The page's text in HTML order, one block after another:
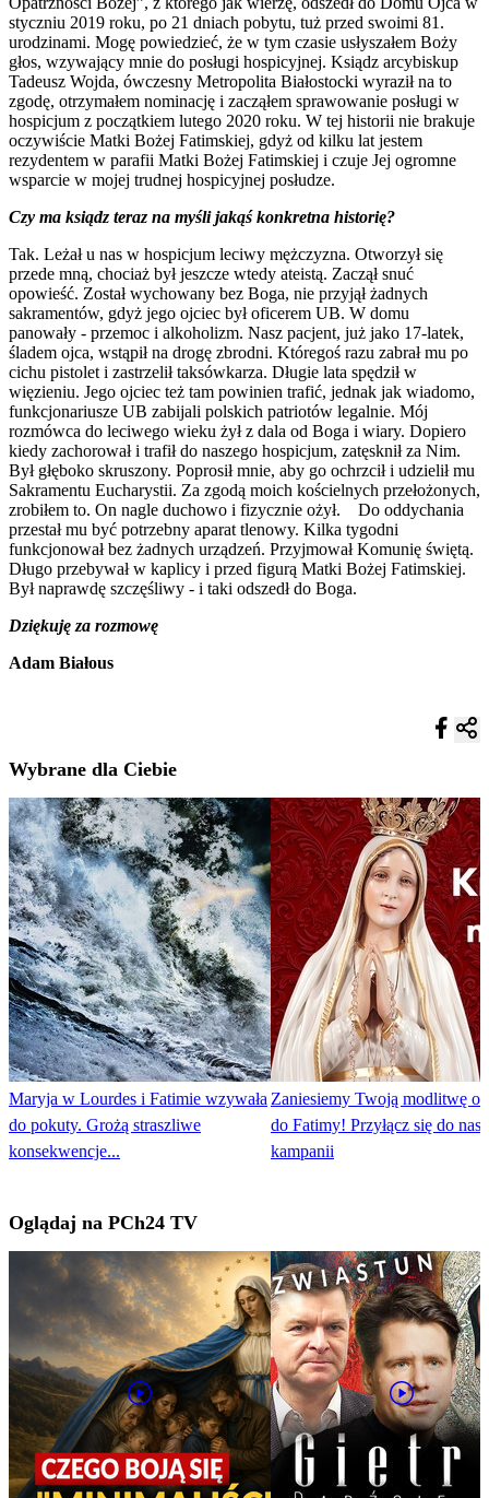
styczniu 2019 roku, po 21 dniach pobytu, tuż przed swoimi 81.
urodzinami. Mogę powiedzieć, że w tym czasie usłyszałem Boży
głos, wzywający mnie do posługi hospicyjnej. Ksiądz arcybiskup
Tadeusz Wojda, ówczesny Metropolita Białostocki wyraził na to
zgodę, otrzymałem nominację i zacząłem sprawowanie posługi w
hospicjum z początkiem lutego 2020 roku. W tej historii nie brakuje
oczywiście Matki Bożej Fatimskiej, gdyż od kilku lat jestem
rezydentem w parafii Matki Bożej Fatimskiej i czuje Jej ogromne
wsparcie w mojej trudnej hospicyjnej posłudze.
Czy ma ksiądz teraz na myśli jakąś konkretna historię?
Tak. Leżał u nas w hospicjum leciwy mężczyzna. Otworzył się
przede mną, chociaż był jeszcze wtedy ateistą. Zaczął snuć
opowieść. Został wychowany bez Boga, nie przyjął żadnych
sakramentów, gdyż jego ojciec był oficerem UB. W domu
panowały - przemoc i alkoholizm. Nasz pacjent, już jako 17-latek,
śladem ojca, wstąpił na drogę zbrodni. Któregoś razu zabrał mu po
cichu pistolet i zastrzelił taksówkarza. Długie lata spędził w
więzieniu. Jego ojciec też tam powinien trafić, jednak jak wiadomo,
funkcjonariusze UB zabijali polskich patriotów legalnie. Mój
rozmówca do leciwego wieku żył z dala od Boga i wiary. Dopiero
kiedy zachorował i trafił do naszego hospicjum, zatęsknił za Nim.
Był głęboko skruszony. Poprosił mnie, aby go ochrzcił i udzielił mu
Sakramentu Eucharystii. Za zgodą moich kościelnych przełożonych,
zrobiłem to. On nagle duchowo i fizycznie ożył. Do oddychania
przestał mu być potrzebny aparat tlenowy. Kilka tygodni
funkcjonował bez żadnych urządzeń. Przyjmował Komunię świętą.
Długo przebywał w kaplicy i przed figurą Matki Bożej Fatimskiej.
Był naprawdę szczęśliwy - i taki odszedł do Boga.
Dziękuję za rozmowę
Adam Białous
Wybrane dla Ciebie
Maryja w Lourdes i Fatimie wzywała
do pokuty. Grożą straszliwe
konsekwencje...
Zaniesiemy Twoją modlitwę o
do Fatimy! Przyłącz się do
kampanii
Oglądaj na PCh24 TV